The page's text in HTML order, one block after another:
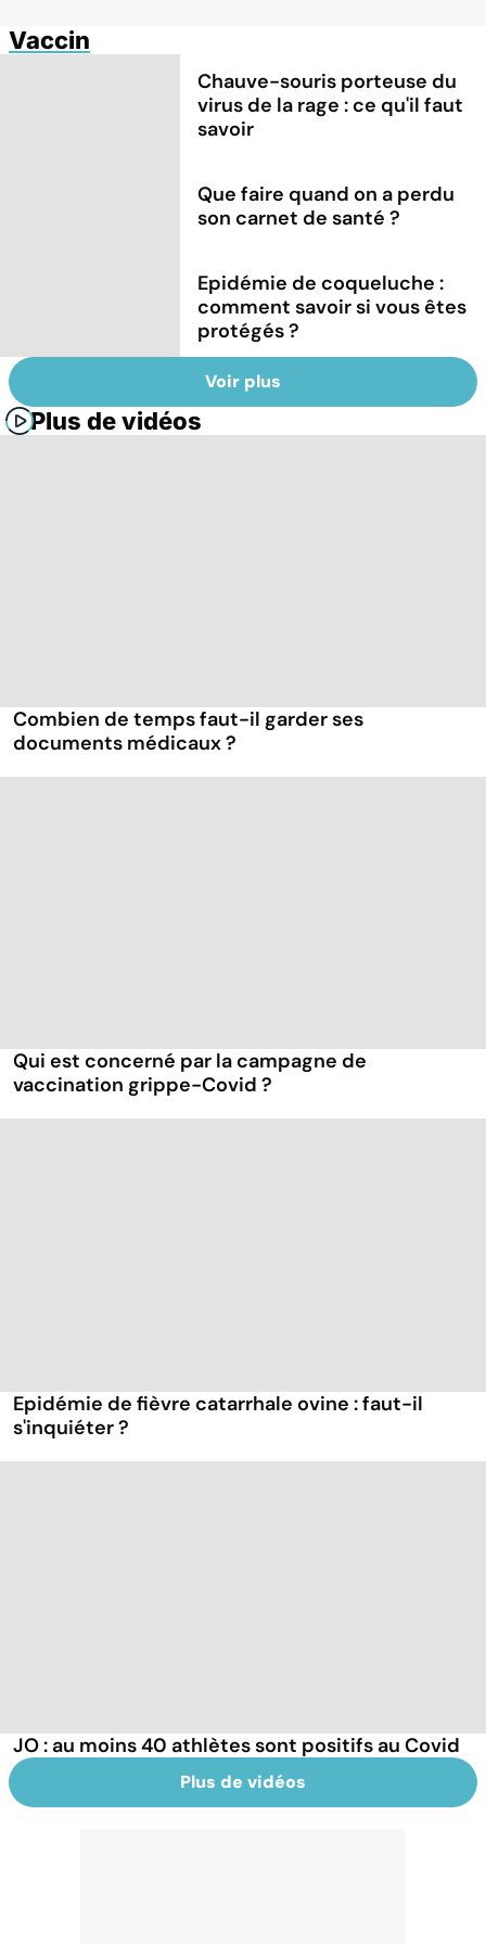
Vaccin
Chauve-souris porteuse du
virus de la rage : ce qu'il faut
savoir
Que faire quand on a perdu
son carnet de santé ?
Epidémie de coqueluche :
comment savoir si vous êtes
protégés ?
Voir plus
Plus de vidéos
Combien de temps faut-il garder ses
documents médicaux ?
Qui est concerné par la campagne de
vaccination grippe-Covid ?
Epidémie de fièvre catarrhale ovine : faut-il
s'inquiéter ?
JO : au moins 40 athlètes sont positifs au Covid
Plus de vidéos